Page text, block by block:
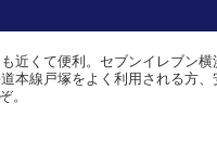
近くて便利。セブンイレブン
本線戸塚をよく利用される方
。